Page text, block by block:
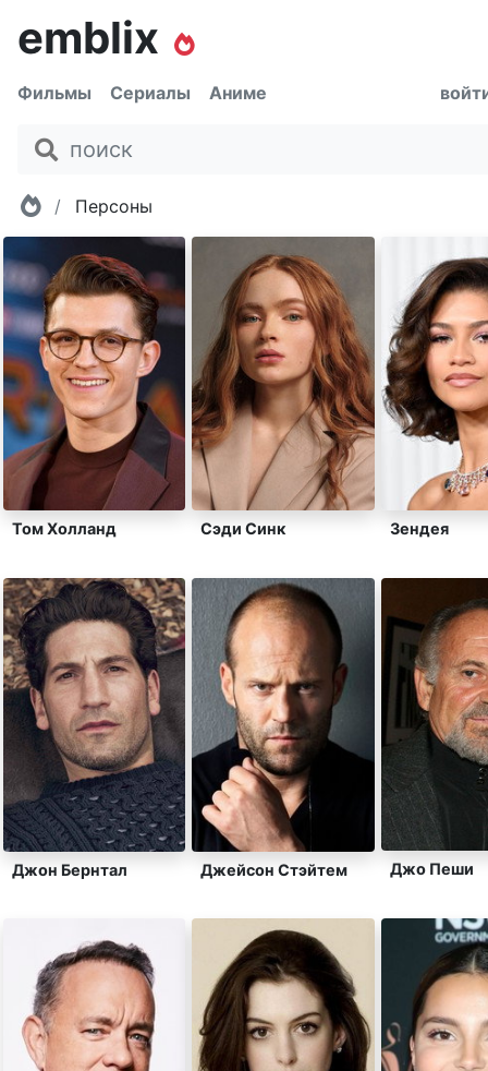
emblix
Фильмы Сериалы Аниме
Главная
Персоны
Том Холланд Сэди Синк Зендея
Джон Бернтал Джейсон Стэйтем Джо Пеши